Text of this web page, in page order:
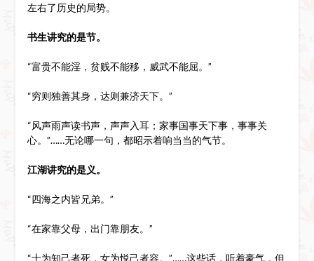
左右了历史的局势。
书生讲究的是节。
“富贵不能淫，贫贱不能移，威武不能屈。”
“穷则独善其身，达则兼济天下。”
“风声雨声读书声，声声入耳；家事国事天下事，事事关
心。”……无论哪一句，都昭示着响当当的气节。
江湖讲究的是义。
“四海之内皆兄弟。”
“在家靠父母，出门靠朋友。”
“士为知己者死，女为悦己者容。”……这些话，听着豪气，但